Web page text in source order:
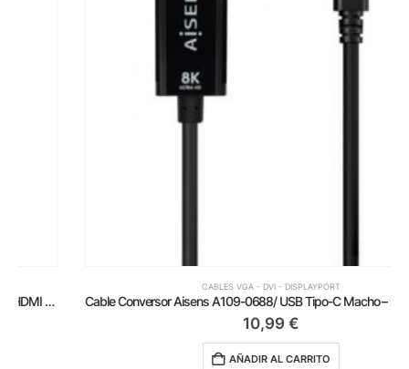
CABLES VGA - DVI - DISPLAYPORT
Cable Conversor Aisens A109-0688/ USB Tipo-C Macho – DisplayPort Macho/ Hasta 27W/ 1250Mbps/ 80cm/ Negro
AÑADIR AL CARRITO